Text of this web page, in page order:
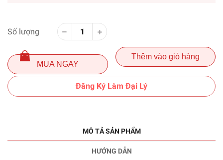
Số lượng
MUA NGAY
Thêm vào giỏ hàng
Đăng Ký Làm Đại Lý
MÔ TẢ SẢN PHẨM
HƯỚNG DẪN